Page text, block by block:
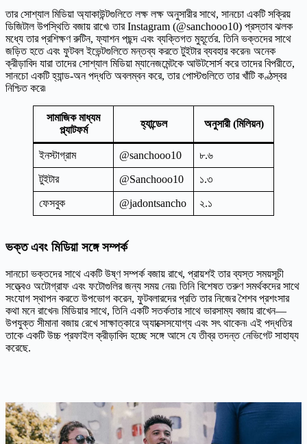
তার সোশ্যাল মিডিয়া অ্যাকাউন্টগুলিতে লক্ষ লক্ষ অনুসারীর সাথে, সানচো একটি সক্রিয়
ডিজিটাল উপস্থিতি বজায় রাখে৷ তার Instagram (@sanchooo10) প্রস্তাব ঝলক
মধ্যে তার প্রশিক্ষণ রুটিন, ফ্যাশন পছন্দ এবং ব্যক্তিগত মুহূর্তের. তিনি ভক্তদের সাথে
জড়িত হতে এবং ফুটবল ইভেন্টগুলিতে মন্তব্য করতে টুইটার ব্যবহার করেন৷ অনেক
ক্রীড়াবিদ যারা তাদের সোশ্যাল মিডিয়া ম্যানেজমেন্টকে আউটসোর্স করে তাদের বিপরীতে,
সানচো একটি হ্যান্ড-অন পদ্ধতি অবলম্বন করে, তার পোস্টগুলিতে তার খাঁটি কণ্ঠস্বর
নিশ্চিত করে৷
সামাজিক মাধ্যম
প্ল্যাটফর্ম
হ্যান্ডেল অনুসারী (মিলিয়ন)
ইনস্টাগ্রাম @sanchooo10 ৮.৬
টুইটার @Sanchooo10 ১.৩
ফেসবুক @jadontsancho ২.১
ভক্ত এবং মিডিয়া সঙ্গে সম্পর্ক
সানচো ভক্তদের সাথে একটি উষ্ণ সম্পর্ক বজায় রাখে, প্রায়শই তার ব্যস্ত সময়সূচী
সত্ত্বেও অটোগ্রাফ এবং ফটোগুলির জন্য সময় নেয়৷ তিনি বিশেষত তরুণ সমর্থকদের সাথে
সংযোগ স্থাপন করতে উপভোগ করেন, ফুটবলারদের প্রতি তার নিজের শৈশব প্রশংসার
কথা মনে রাখেন৷ মিডিয়ার সাথে, তিনি একটি সতর্কতার সাথে ভারসাম্য বজায় রাখেন—
উপযুক্ত সীমানা বজায় রেখে সাক্ষাত্কারে অ্যাক্সেসযোগ্য এবং সৎ থাকেন৷ এই পদ্ধতির
তাকে একটি উচ্চ প্রফাইল ক্রীড়াবিদ হচ্ছে সঙ্গে আসে যে তীব্র তদন্ত নেভিগেট সাহায্য
করেছে.